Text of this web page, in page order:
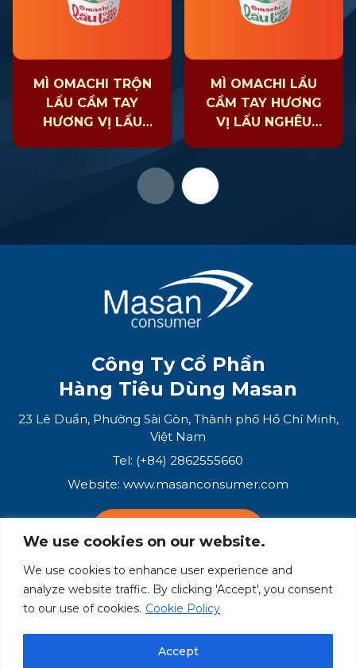
We use cookies on our website.
We use cookies to enhance user experience and
analyze website traffic. By clicking 'Accept', you consent
to our use of cookies. Cookie Policy
Accept
MÌ OMACHI TRỘN
LẨU CẦM TAY
HƯƠNG VỊ LẨU
MÌ OMACHI LẨU
CẦM TAY HƯƠNG
VỊ LẨU NGHÊU
Công Ty Cổ Phần
Hàng Tiêu Dùng Masan
23 Lê Duẩn, Phường Sài Gòn, Thành phố Hồ Chí Minh,
Việt Nam
Tel: (+84) 2862555660
Website: www.masanconsumer.com
Hệ Sinh Thái Masan
Masan Group